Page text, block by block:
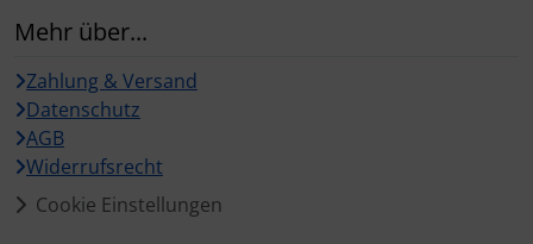
Mehr über...
Zahlung & Versand
Datenschutz
AGB
Widerrufsrecht
Cookie Einstellungen